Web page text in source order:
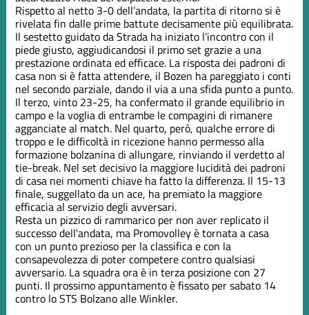
Rispetto al netto 3-0 dell’andata, la partita di ritorno si è
rivelata fin dalle prime battute decisamente più equilibrata.
Il sestetto guidato da Strada ha iniziato l’incontro con il
piede giusto, aggiudicandosi il primo set grazie a una
prestazione ordinata ed efficace. La risposta dei padroni di
casa non si è fatta attendere, il Bozen ha pareggiato i conti
nel secondo parziale, dando il via a una sfida punto a punto.
Il terzo, vinto 23-25, ha confermato il grande equilibrio in
campo e la voglia di entrambe le compagini di rimanere
agganciate al match. Nel quarto, però, qualche errore di
troppo e le difficoltà in ricezione hanno permesso alla
formazione bolzanina di allungare, rinviando il verdetto al
tie-break. Nel set decisivo la maggiore lucidità dei padroni
di casa nei momenti chiave ha fatto la differenza. Il 15-13
finale, suggellato da un ace, ha premiato la maggiore
efficacia al servizio degli avversari.
Resta un pizzico di rammarico per non aver replicato il
successo dell'andata, ma Promovolley è tornata a casa
con un punto prezioso per la classifica e con la
consapevolezza di poter competere contro qualsiasi
avversario. La squadra ora è in terza posizione con 27
punti. Il prossimo appuntamento è fissato per sabato 14
contro lo STS Bolzano alle Winkler.